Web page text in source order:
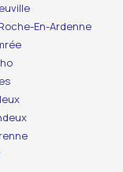
En-Ardenne